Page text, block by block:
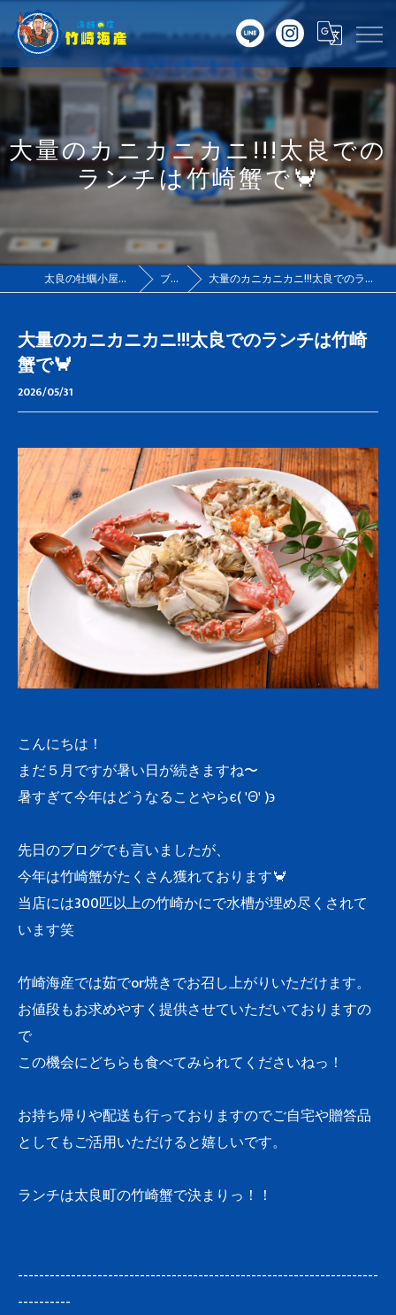
大量のカニカニカニ!!!太良での
ランチは竹崎蟹で🦀
太良の牡蠣小屋は竹崎海産 ブログ 大量のカニカニカニ!!!太良でのランチは竹崎蟹で🦀
大量のカニカニカニ!!!太良でのランチは竹崎
蟹で🦀
2026/05/31
こんにちは！
まだ５月ですが暑い日が続きますね〜
暑すぎて今年はどうなることやらϵ( 'Θ' )϶
先日のブログでも言いましたが、
今年は竹崎蟹がたくさん獲れております🦀
当店には300匹以上の竹崎かにで水槽が埋め尽くされて
います笑
竹崎海産では茹でor焼きでお召し上がりいただけます。
お値段もお求めやすく提供させていただいておりますの
で
この機会にどちらも食べてみられてくださいねっ！
お持ち帰りや配送も行っておりますのでご自宅や贈答品
としてもご活用いただけると嬉しいです。
ランチは太良町の竹崎蟹で決まりっ！！
--------------------------------------------------------------------
----------